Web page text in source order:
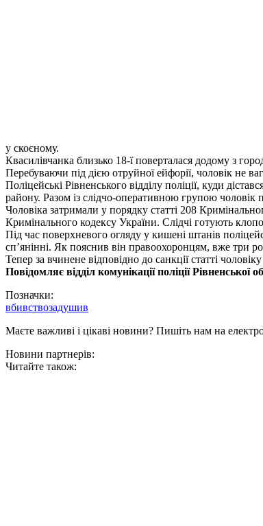
у скоєному.
Квасилівчанка близько 18-ї поверталася додому з
Перебуваючи під дією отруйної ейфорії, чоловік не
Поліцейські Рівненського відділу поліції, куди
району. Разом із слідчо-оперативною групою чоловік
Чоловіка затримали у порядку статті 208
Кримінального кодексу України. Слідчі готують
Під час поверхневого огляду у кишені штанів
сп’янінні. Як пояснив він правоохоронцям, вже три
Тепер за вчинене відповідно до санкції статті
Повідомляє відділ комунікації поліції Рівненської
Позначки:
вбивствозадушив
Маєте важливі і цікаві новини? Пишіть нам на
Новини партнерів:
Читайте також: